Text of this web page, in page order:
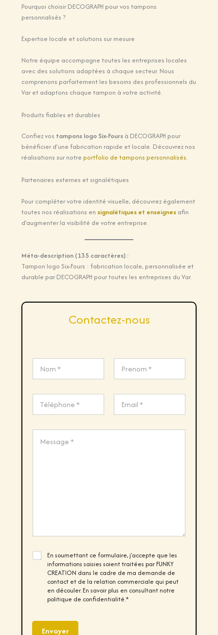
Pourquoi choisir DECOGRAPH pour vos tampons
personnalisés ?
Expertise locale et solutions sur mesure
Notre équipe accompagne toutes les entreprises locales
avec des solutions adaptées à chaque secteur. Nous
comprenons parfaitement les besoins des professionnels du
Var et adaptons chaque tampon à votre activité.
Produits fiables et durables
Confiez vos tampons logo Six-Fours à DECOGRAPH pour
bénéficier d’une fabrication rapide et locale. Découvrez nos
réalisations sur notre portfolio de tampons personnalisés.
Partenaires externes et signalétiques
Pour compléter votre identité visuelle, découvrez également
toutes nos réalisations en signalétiques et enseignes afin
d’augmenter la visibilité de votre entreprise.
Méta-description (135 caractères) :
Tampon logo Six-Fours : fabrication locale, personnalisée et
durable par DECOGRAPH pour toutes les entreprises du Var.
Contactez-nous
e
a
e
a
N
m
*T
l
p
C
g
e
C
e
En soumettant ce formulaire, j'accepte que les
informations saisies soient traitées par FUNKY
CREATION dans le cadre de ma demande de
contact et de la relation commerciale qui peut
en découler. En savoir plus en consultant notre
politique de confidentialité.*
Envoyer